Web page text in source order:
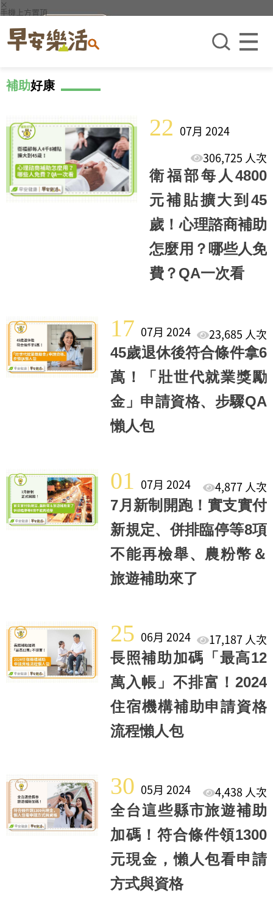
×
手機上方置頂
補助好康
22 07月 2024
306,725 人次
衛福部每人4800
元補貼擴大到45
歲！心理諮商補助
怎麼用？哪些人免
費？QA一次看
17 07月 2024
23,685 人次
45歲退休後符合條件拿6
萬！「壯世代就業獎勵
金」申請資格、步驟QA
懶人包
01 07月 2024
4,877 人次
7月新制開跑！實支實付
新規定、併排臨停等8項
不能再檢舉、農粉幣＆
旅遊補助來了
25 06月 2024
17,187 人次
長照補助加碼「最高12
萬入帳」不排富！2024
住宿機構補助申請資格
流程懶人包
30 05月 2024
4,438 人次
全台這些縣市旅遊補助
加碼！符合條件領1300
元現金，懶人包看申請
方式與資格